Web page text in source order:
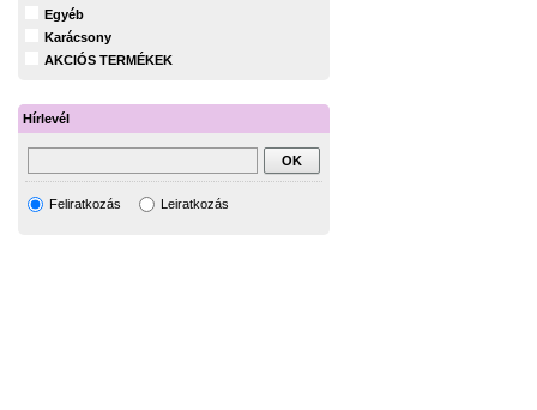
Egyéb
Karácsony
AKCIÓS TERMÉKEK
Hírlevél
Feliratkozás Leiratkozás